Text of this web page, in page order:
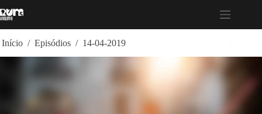
para
Início / Episódios / 14-04-2019